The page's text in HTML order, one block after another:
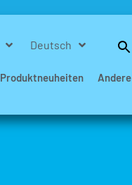
Deutsch
Produktneuheiten Andere